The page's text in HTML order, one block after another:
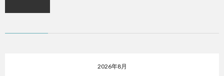
2026年8月